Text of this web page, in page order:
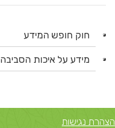
חוק חופש המידע
מידע על איכות הסביבה
הצהרת נגישות